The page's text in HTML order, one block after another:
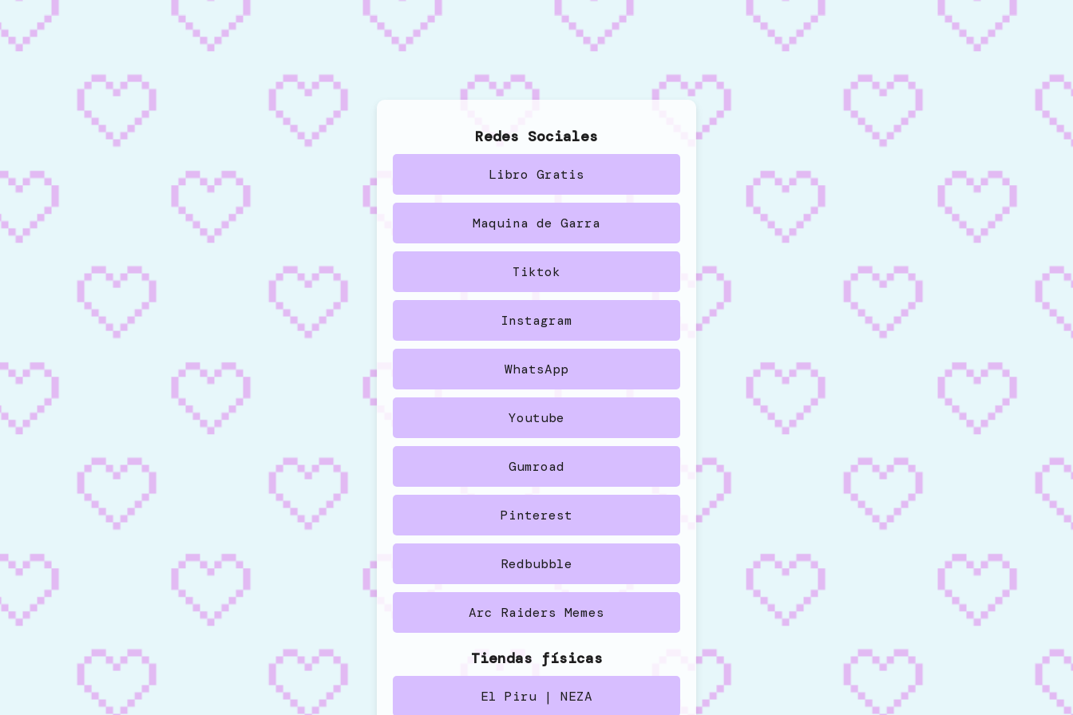
Redes Sociales
Libro Gratis
Maquina de Garra
Tiktok
Instagram
WhatsApp
Youtube
Gumroad
Pinterest
Redbubble
Arc Raiders Memes
Tiendas físicas
El Piru | NEZA